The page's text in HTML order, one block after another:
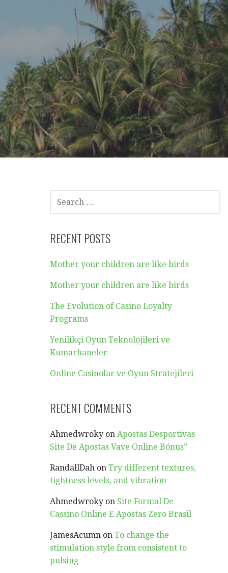
SEARCH
FOR:
RECENT POSTS
Mother your children are like birds
Mother your children are like birds
The Evolution of Casino Loyalty
Programs
Yenilikçi Oyun Teknolojileri ve
Kumarhaneler
Online Casinolar ve Oyun Stratejileri
RECENT COMMENTS
Ahmedwroky onApostas Desportivas
Site De Apostas Vave Online Bónus”
RandallDah onTry different textures,
tightness levels, and vibration
Ahmedwroky on Site Formal De
Cassino Online E Apostas Zero Brasil
JamesAcumn onTo change the
stimulation style from consistent to
pulsing